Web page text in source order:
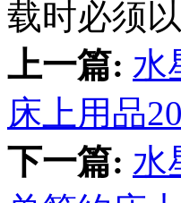
载时必须
上一篇: 水
床上用品
下一篇: 水